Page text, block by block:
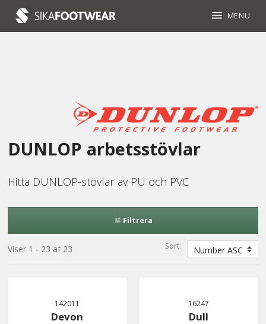
menu MENU
DUNLOP arbetsstövlar
Hitta DUNLOP-stövlar av PU och PVC
tune Filtrera
Viser 1 - 23 af 23 Sort:
142011
Devon
16247
Dull